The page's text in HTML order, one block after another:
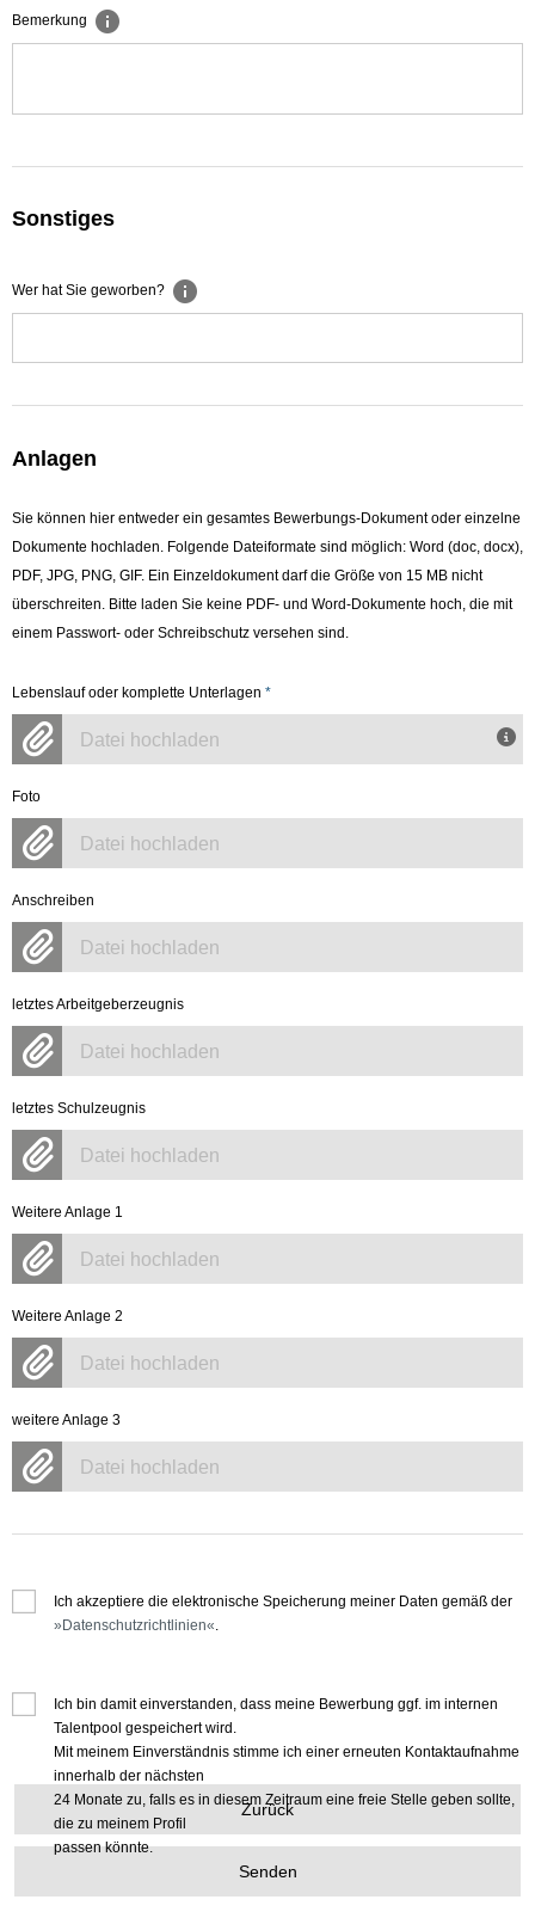
Bemerkung
Sonstiges
Wer hat Sie geworben?
Anlagen
Sie können hier entweder ein gesamtes Bewerbungs-Dokument oder einzelne
Dokumente hochladen. Folgende Dateiformate sind möglich: Word (doc, docx),
PDF, JPG, PNG, GIF. Ein Einzeldokument darf die Größe von 15 MB nicht
überschreiten. Bitte laden Sie keine PDF- und Word-Dokumente hoch, die mit
einem Passwort- oder Schreibschutz versehen sind.
Lebenslauf oder komplette Unterlagen *
Datei hochladen
Foto
Datei hochladen
Anschreiben
Datei hochladen
letztes Arbeitgeberzeugnis
Datei hochladen
letztes Schulzeugnis
Datei hochladen
Weitere Anlage 1
Datei hochladen
Weitere Anlage 2
Datei hochladen
weitere Anlage 3
Datei hochladen
Ich akzeptiere die elektronische Speicherung meiner Daten gemäß der
Datenschutzrichtlinien
.
Ich bin damit einverstanden, dass meine Bewerbung ggf. im internen
Talentpool gespeichert wird.
Mit meinem Einverständnis stimme ich einer erneuten Kontaktaufnahme
innerhalb der nächsten
24 Monate zu, falls es in diesem Zeitraum eine freie Stelle geben sollte,
die zu meinem Profil
passen könnte.
Zurück
Senden